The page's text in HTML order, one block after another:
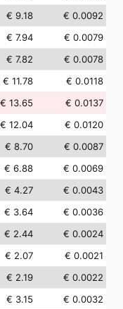
€ 9.18
€ 0.0092
€ 7.94
€ 0.0079
€ 7.82
€ 0.0078
€ 11.78
€ 0.0118
€ 13.65
€ 0.0137
€ 12.04
€ 0.0120
€ 8.70
€ 0.0087
€ 6.88
€ 0.0069
€ 4.27
€ 0.0043
€ 3.64
€ 0.0036
€ 2.44
€ 0.0024
€ 2.07
€ 0.0021
€ 2.19
€ 0.0022
€ 3.15
€ 0.0032